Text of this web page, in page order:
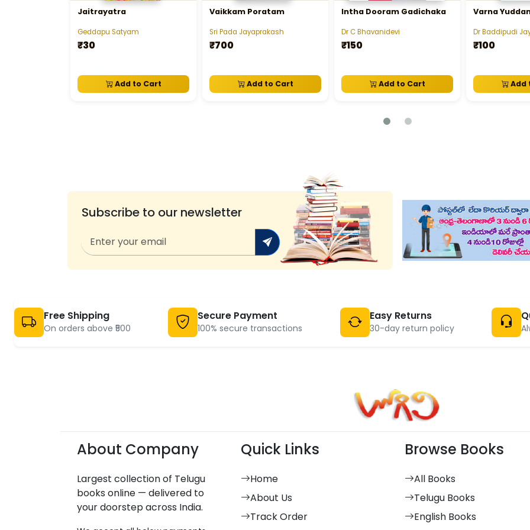
Jaitrayatra
Geddapu Satyam
₹30
Add to Cart
Vaikkam Poratam
Sri Pada Jayaprakash
₹700
Add to Cart
Intha Dooram Gadichaka
Dr C Bhavanidevi
₹150
Add to Cart
Varna
Dr Baddipudi
₹100
Add
Subscribe to our newsletter
Free Shipping
On orders above ₹500
Secure Payment
100% secure transactions
Easy Returns
30-day return policy
About Company
Largest collection of Telugu
books online — delivered to
your doorstep across India.
Quick Links
Home
About Us
Track Order
Browse Books
All Books
Telugu Books
English Books